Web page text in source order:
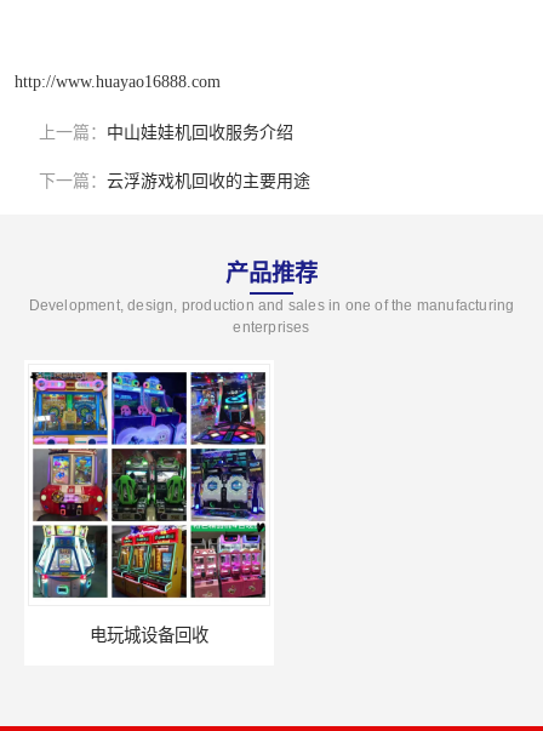
http://www.huayao16888.com
上一篇： 中山娃娃机回收服务介绍
下一篇： 云浮游戏机回收的主要用途
产品推荐
Development, design, production and sales in one of the manufacturing
enterprises
电玩城设备回收